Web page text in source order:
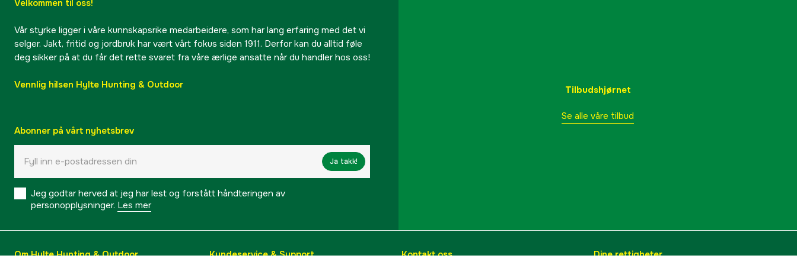
Velkommen til oss!
Vår styrke ligger i våre kunnskapsrike medarbeidere, som har lang erfaring med det vi
selger. Jakt, fritid og jordbruk har vært vårt fokus siden 1911. Derfor kan du alltid føle
deg sikker på at du får det rette svaret fra våre ærlige ansatte når du handler hos oss!
Vennlig hilsen Hylte Hunting & Outdoor
Abonner på vårt nyhetsbrev
Ja takk!
Jeg godtar herved at jeg har lest og forstått håndteringen av
personopplysninger. Les mer
Tilbudshjørnet
Se alle våre tilbud
Om Hylte Hunting & Outdoor Kundeservice & Support Kontakt oss Dine rettigheter